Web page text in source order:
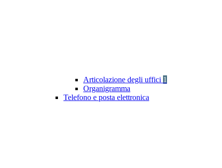
Articolazione degli uffici 1
Organigramma
Telefono e posta elettronica